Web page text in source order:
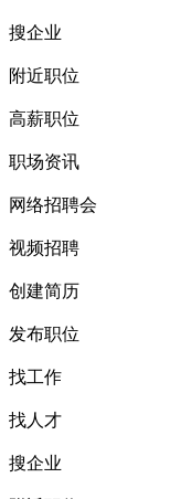
搜企业
附近职位
高薪职位
职场资讯
网络招聘会
视频招聘
创建简历
发布职位
找工作
找人才
搜企业